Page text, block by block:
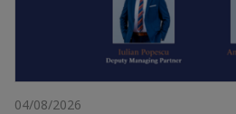
04/08/2026